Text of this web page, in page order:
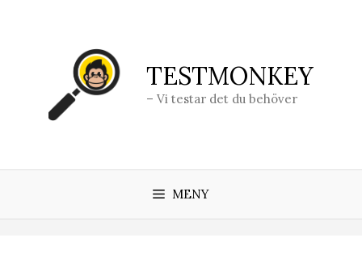
TESTMONKEY
– Vi testar det du behöver
MENY